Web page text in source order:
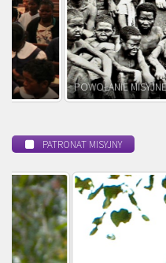
POWOŁANIE MISYJNE
PATRONAT MISYJNY